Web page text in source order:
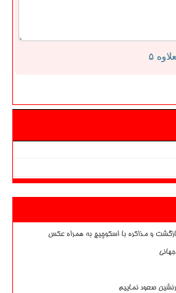
و مذاکره با اسکوچیچ به همراه عکس
صعود نماییم